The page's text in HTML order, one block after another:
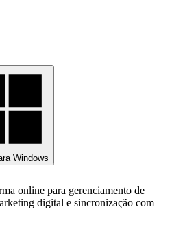
Baixar para Windows
online para gerenciamento de
digital e sincronização com